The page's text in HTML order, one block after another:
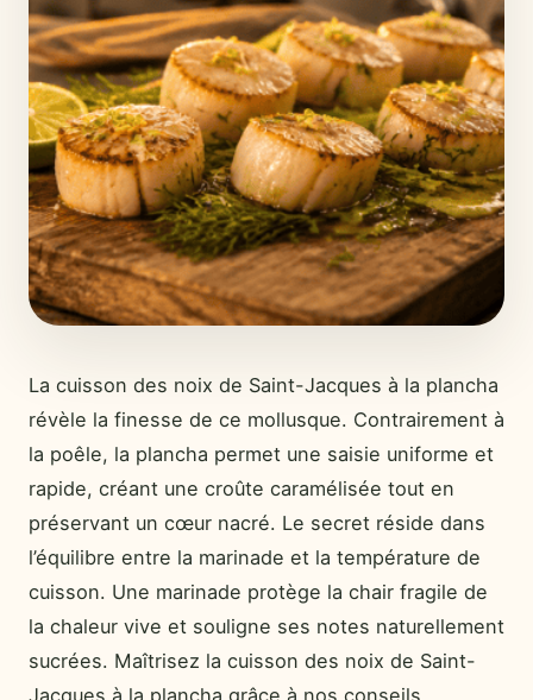
La cuisson des noix de Saint-Jacques à la plancha
révèle la finesse de ce mollusque. Contrairement à
la poêle, la plancha permet une saisie uniforme et
rapide, créant une croûte caramélisée tout en
préservant un cœur nacré. Le secret réside dans
l’équilibre entre la marinade et la température de
cuisson. Une marinade protège la chair fragile de
la chaleur vive et souligne ses notes naturellement
sucrées. Maîtrisez la cuisson des noix de Saint-
Jacques à la plancha grâce à nos conseils